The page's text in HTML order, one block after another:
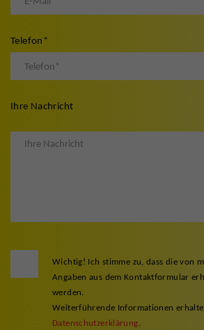
Telefon *
Ihre Nachricht
Wichtig! Ich stimme zu, dass die von
Angaben aus dem Kontaktformular
werden.
Weiterführende Informationen
Datenschutzerklärung.